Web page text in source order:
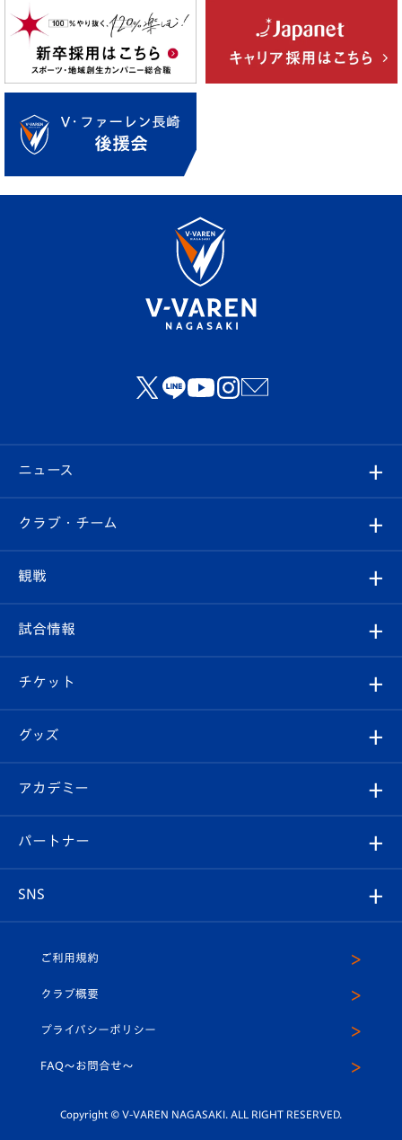
ニュース
すべて
クラブ
試合情報
チケット
イベント
メディア
ホームタウン
クラブ・チーム
クラブ概要
エンブレム紹介
スタッフプロフィール
マスコット紹介
平和祈念活動
ホームタウン活動
観戦
観戦ルール
はじめての観戦ガイド
Revive Team
ヴィヴィくんの長崎おもてなしガイド
試合情報
試合日程/結果
フォトギャラリー
スタジアムグルメ
チケット
チケット
V-LOVERS（ファンクラブ）
プレイヤーズスイート
グッズ
オンラインショップ
店舗情報
アカデミー
育成からのお知らせ
U-18
スクール
パートナー
SNS
ヴィヴィくんインスタグラム
公式LINE＠
ご利用規約
クラブ概要
プライバシーポリシー
FAQ〜お問合せ〜
Copyright © V-VAREN NAGASAKI. ALL RIGHT RESERVED.